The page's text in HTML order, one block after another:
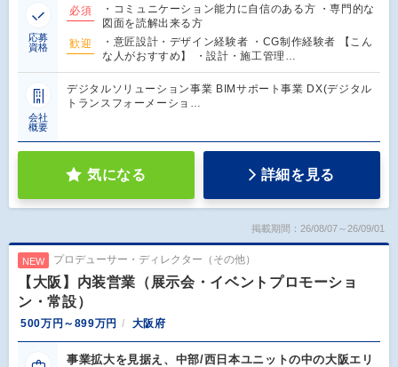
応募
資格
必須
・コミュニケーション能力に自信のある方 ・専門的な
図面を読解出来る方
歓迎
・意匠設計・デザイン経験者 ・CG制作経験者 【こん
な人がおすすめ】 ・設計・施工管理…
会社
概要
デジタルソリューション事業 BIMサポート事業 DX(デジタル
トランスフォーメーショ…
気になる 詳細を見る
掲載期間：26/08/07～26/09/01
NEW プロデューサー・ディレクター（その他）
【大阪】内装営業（展示会・イベントプロモーショ
ン・常設）
500万円～899万円 大阪府
事業拡大を見据え、中部/西日本ユニットの中の大阪エリ